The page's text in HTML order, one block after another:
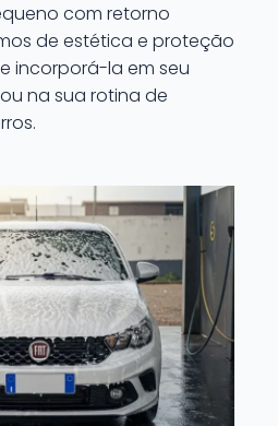
com retorno
de estética e proteção
incorporá-la em seu
na sua rotina de